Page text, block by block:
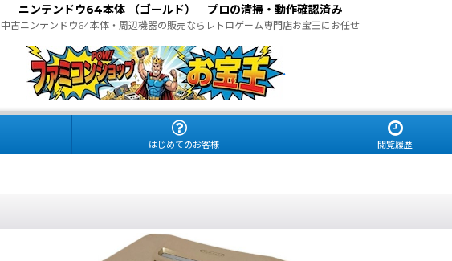
ニンテンドウ64本体 （ゴールド）｜プロの清掃・動作確認済み
中古ニンテンドウ64本体・周辺機器の販売ならレトロゲーム専門店お宝王にお任せ
.
はじめてのお客様 閲覧履歴